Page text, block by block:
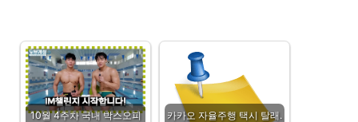
10월 4주차 국내 박스오피
카카오 자율주행 택시 탈래.